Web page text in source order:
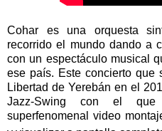
Cohar es una orquesta
recorrido el mundo dando a
con un espectáculo musical
ese país. Este concierto
Libertad de Yerebán en el
Jazz-Swing con el
superfenomenal video